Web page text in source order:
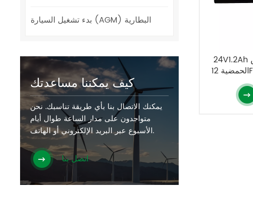
بدء تشغيل السيارة (AGM) البطارية
كيف يمكننا مساعدتك
يمكنك الاتصال بنا بأي طريقة تناسبك. نحن
متواجدون على مدار الساعة طوال أيام
الأسبوع عبر البريد الإلكتروني أو الهاتف.
اتصل بنا
24V1.2Ah مختومة بطارية الرصاص